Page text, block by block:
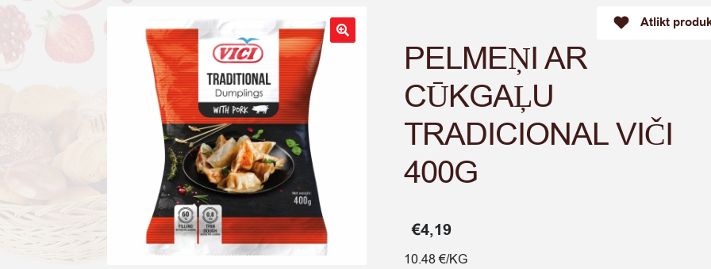
Atlikt
PELMEŅI AR
CŪKGAĻU
TRADICIONAL VIČI
400G
€4,19
10.48 €/KG